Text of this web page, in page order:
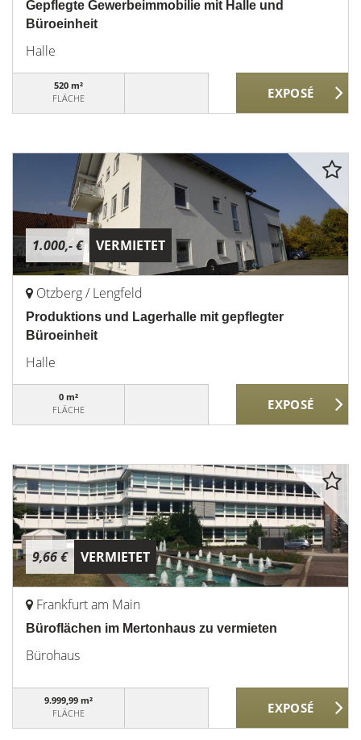
Gepflegte Gewerbeimmobilie mit Halle und
Büroeinheit
Halle
520 m²
FLÄCHE
1.000,- € VERMIETET
Otzberg / Lengfeld
Produktions und Lagerhalle mit gepflegter
Büroeinheit
Halle
0 m²
FLÄCHE
9,66 € VERMIETET
Frankfurt am Main
Büroflächen im Mertonhaus zu vermieten
Bürohaus
9.999,99 m²
FLÄCHE